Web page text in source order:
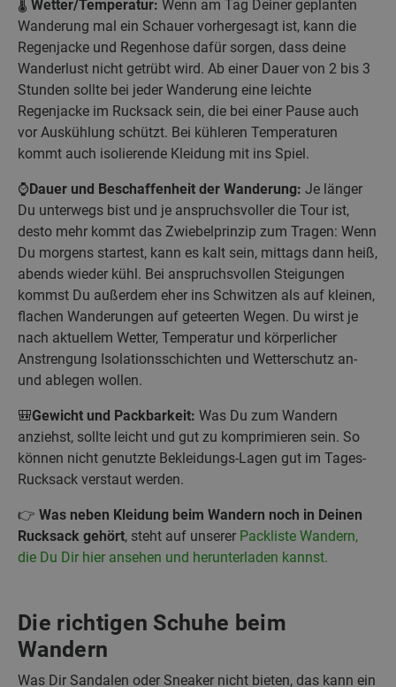
🌡️ Wetter/Temperatur: Wenn am Tag Deiner geplanten
Wanderung mal ein Schauer vorhergesagt ist, kann die
Regenjacke und Regenhose dafür sorgen, dass deine
Wanderlust nicht getrübt wird. Ab einer Dauer von 2 bis 3
Stunden sollte bei jeder Wanderung eine leichte
Regenjacke im Rucksack sein, die bei einer Pause auch
vor Auskühlung schützt. Bei kühleren Temperaturen
kommt auch isolierende Kleidung mit ins Spiel.
⌚Dauer und Beschaffenheit der Wanderung: Je länger
Du unterwegs bist und je anspruchsvoller die Tour ist,
desto mehr kommt das Zwiebelprinzip zum Tragen: Wenn
Du morgens startest, kann es kalt sein, mittags dann heiß,
abends wieder kühl. Bei anspruchsvollen Steigungen
kommst Du außerdem eher ins Schwitzen als auf kleinen,
flachen Wanderungen auf geteerten Wegen. Du wirst je
nach aktuellem Wetter, Temperatur und körperlicher
Anstrengung Isolationsschichten und Wetterschutz an-
und ablegen wollen.
🎒Gewicht und Packbarkeit: Was Du zum Wandern
anziehst, sollte leicht und gut zu komprimieren sein. So
können nicht genutzte Bekleidungs-Lagen gut im Tages-
Rucksack verstaut werden.
👉 Was neben Kleidung beim Wandern noch in Deinen
Rucksack gehört, steht auf unserer Packliste Wandern,
die Du Dir hier ansehen und herunterladen kannst.
Die richtigen Schuhe beim
Wandern
Was Dir Sandalen oder Sneaker nicht bieten, das kann ein